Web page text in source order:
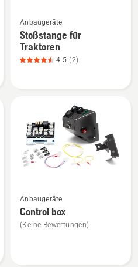
Details
zu
Stoßstange
Produktbewertung
von
Anbaugeräte
Stoßstange für
Traktoren
4.5 (2)
Details
zu
Control
Anbaugeräte
Control box
(Keine Bewertungen)